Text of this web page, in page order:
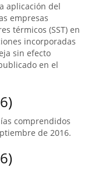
aplicación del
empresas
térmicos (SST) en
incorporadas
sin efecto
en el
comprendidos
de 2016.